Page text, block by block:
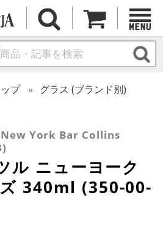
プ
グラス (ブランド別)
York Bar Collins
ル ニューヨーク
340ml (350-00-